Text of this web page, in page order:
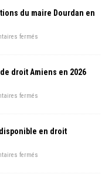
du maire Dourdan en
fermés
droit Amiens en 2026
fermés
en droit
fermés